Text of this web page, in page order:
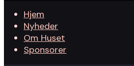
Hjem
Nyheder
Om Huset
Sponsorer